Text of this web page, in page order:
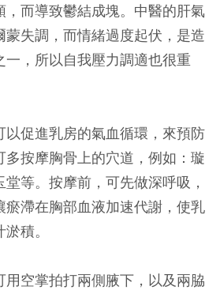
而導致鬱結成塊。中醫的肝氣
失調，而情緒過度起伏，是造
一，所以自我壓力調適也很重
以促進乳房的氣血循環，來預防
按摩胸骨上的穴道，例如：璇
等。按摩前，可先做深呼吸，
瘀滯在胸部血液加速代謝，使乳
積。
用空掌拍打兩側腋下，以及兩脇